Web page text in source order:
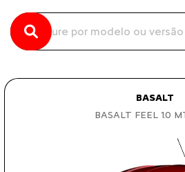
BASALT
BASALT FEEL 1.0